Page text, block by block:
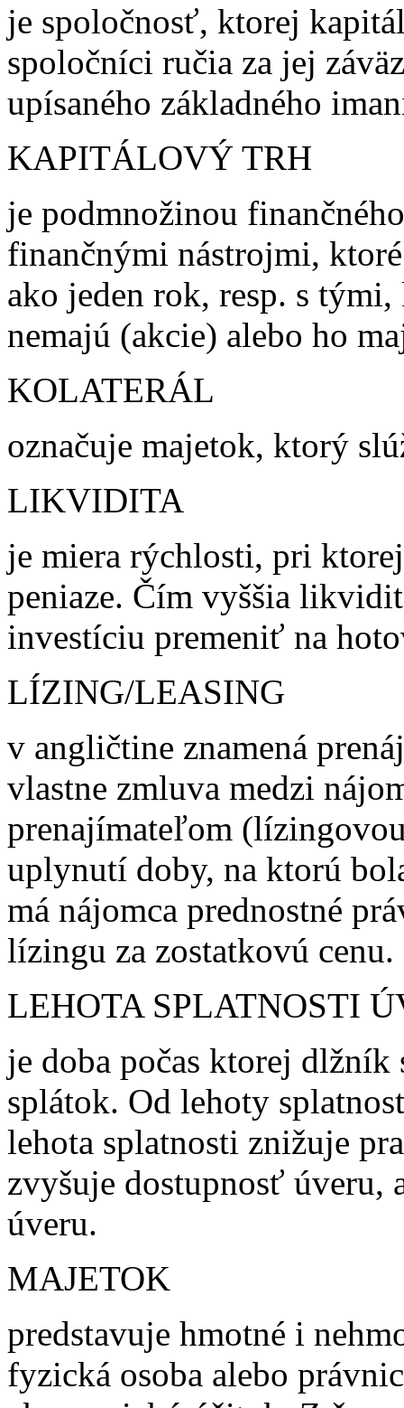
je spoločnosť, ktorej
spoločníci ručia za jej
upísaného základného
KAPITÁLOVÝ TRH
je podmnožinou
finančnými nástrojmi,
ako jeden rok, resp. s
nemajú (akcie) alebo ho
KOLATERÁL
označuje majetok, ktorý
LIKVIDITA
je miera rýchlosti, pri
peniaze. Čím vyššia
investíciu premeniť na
LÍZING/LEASING
v angličtine znamená
vlastne zmluva medzi
prenajímateľom
uplynutí doby, na ktorú
má nájomca prednostné
lízingu za zostatkovú cenu.
LEHOTA SPLATNOSTI
je doba počas ktorej
splátok. Od lehoty
lehota splatnosti znižuje
zvyšuje dostupnosť úveru,
úveru.
MAJETOK
predstavuje hmotné i
fyzická osoba alebo